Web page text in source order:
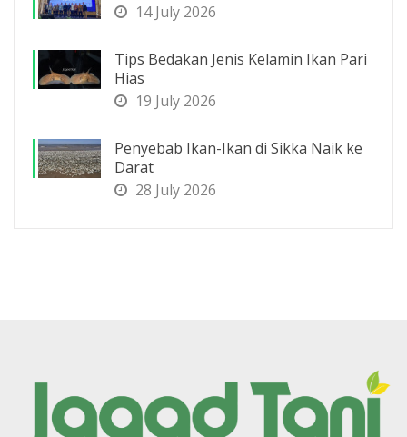
14 July 2026
Tips Bedakan Jenis Kelamin Ikan Pari
Hias
19 July 2026
Penyebab Ikan-Ikan di Sikka Naik ke
Darat
28 July 2026